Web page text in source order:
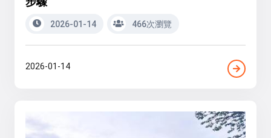
2026-01-14 466次瀏覽
2026-01-14